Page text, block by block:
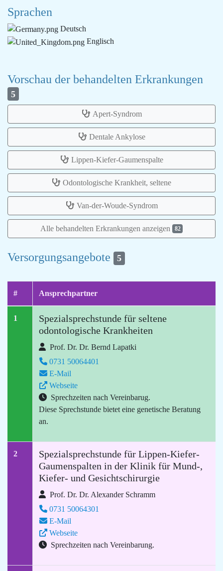
Sprachen
Deutsch
Englisch
Vorschau der behandelten Erkrankungen
5
Apert-Syndrom
Dentale Ankylose
Lippen-Kiefer-Gaumenspalte
Odontologische Krankheit, seltene
Van-der-Woude-Syndrom
Alle behandelten Erkrankungen anzeigen 82
Versorgungsangebote 5
# Ansprechpartner
1
Spezialsprechstunde für seltene
odontologische Krankheiten
Prof. Dr. Dr. Bernd Lapatki
0731 50064401
E-Mail
Webseite
Sprechzeiten nach Vereinbarug.
Diese Sprechstunde bietet eine genetische Beratung
an.
2
Spezialsprechstunde für Lippen-Kiefer-
Gaumenspalten in der Klinik für Mund-,
Kiefer- und Gesichtschirurgie
Prof. Dr. Dr. Alexander Schramm
0731 50064301
E-Mail
Webseite
Sprechzeiten nach Vereinbarung.